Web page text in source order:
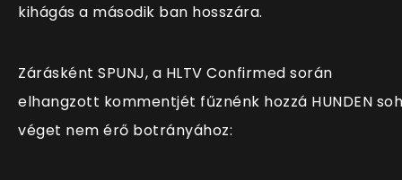
kihágás a második ban hosszára.
Zárásként SPUNJ, a HLTV Confirmed során
elhangzott kommentjét fűznénk hozzá HUNDEN
véget nem érő botrányához: